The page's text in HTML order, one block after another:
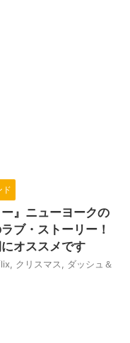
ド
ー』ニューヨークの
ブ・ストーリー！
オススメです
クリスマス
ダッシュ＆